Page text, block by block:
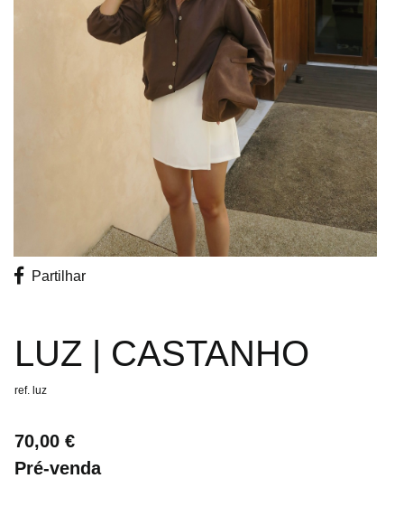
Promoções
Promoções
Partilhar
LUZ | CASTANHO
ref. luz
70,00 €
Pré-venda